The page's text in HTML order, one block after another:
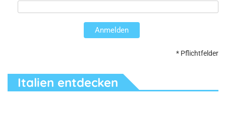
Anmelden
* Pflichtfelder
Italien entdecken